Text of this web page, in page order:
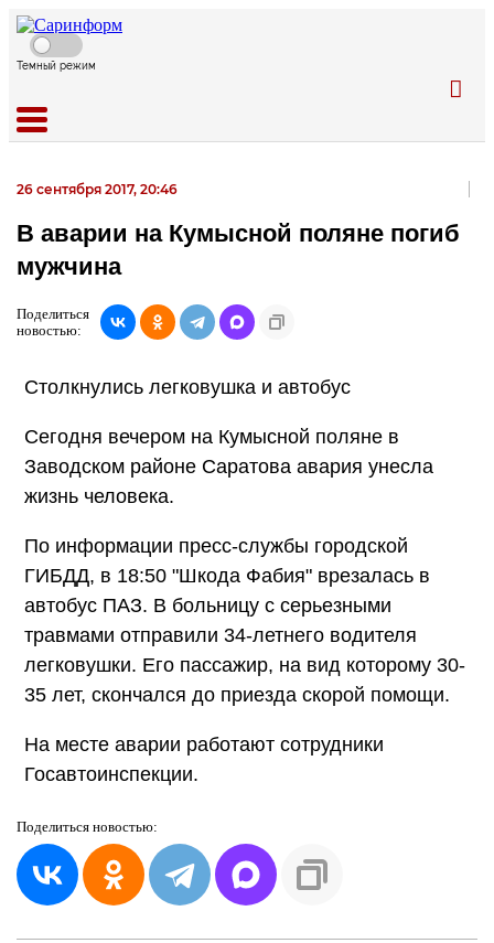
Темный режим
26 сентября 2017, 20:46
В аварии на Кумысной поляне погиб
мужчина
Поделиться
новостью:
Столкнулись легковушка и автобус
Сегодня вечером на Кумысной поляне в
Заводском районе Саратова авария унесла
жизнь человека.
По информации пресс-службы городской
ГИБДД, в 18:50 "Шкода Фабия" врезалась в
автобус ПАЗ. В больницу с серьезными
травмами отправили 34-летнего водителя
легковушки. Его пассажир, на вид которому 30-
35 лет, скончался до приезда скорой помощи.
На месте аварии работают сотрудники
Госавтоинспекции.
Поделиться новостью: